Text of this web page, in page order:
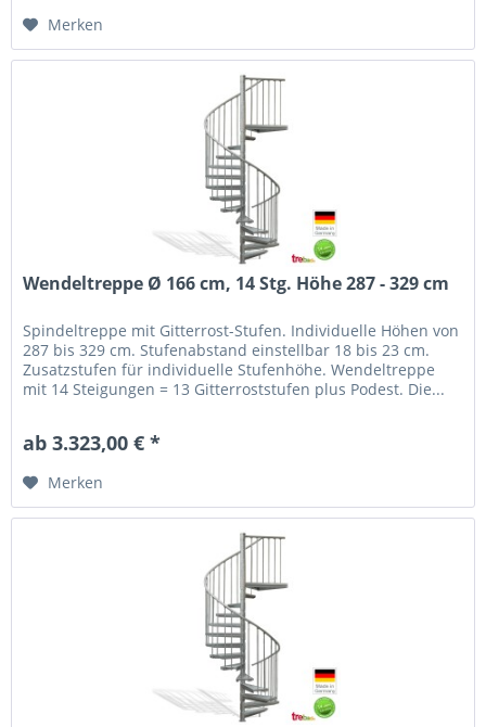
Merken
Wendeltreppe Ø 166 cm, 14 Stg. Höhe 287 - 329 cm
Spindeltreppe mit Gitterrost-Stufen. Individuelle Höhen von
287 bis 329 cm. Stufenabstand einstellbar 18 bis 23 cm.
Zusatzstufen für individuelle Stufenhöhe. Wendeltreppe
mit 14 Steigungen = 13 Gitterroststufen plus Podest. Die...
ab 3.323,00 € *
Merken